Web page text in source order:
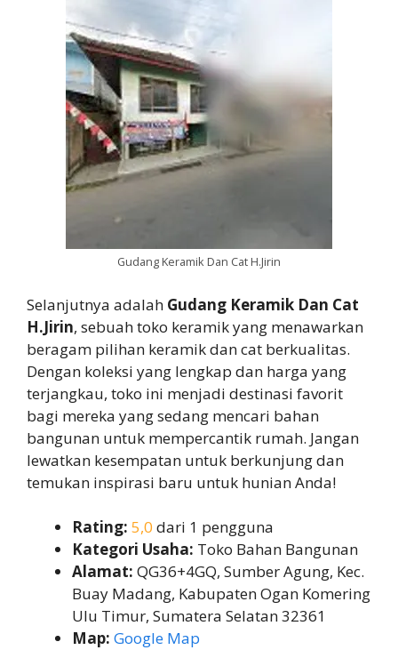
Gudang Keramik Dan Cat H.Jirin
Selanjutnya adalah Gudang Keramik Dan Cat
H.Jirin, sebuah toko keramik yang menawarkan
beragam pilihan keramik dan cat berkualitas.
Dengan koleksi yang lengkap dan harga yang
terjangkau, toko ini menjadi destinasi favorit
bagi mereka yang sedang mencari bahan
bangunan untuk mempercantik rumah. Jangan
lewatkan kesempatan untuk berkunjung dan
temukan inspirasi baru untuk hunian Anda!
Rating: 5,0 dari 1 pengguna
Kategori Usaha: Toko Bahan Bangunan
Alamat: QG36+4GQ, Sumber Agung, Kec.
Buay Madang, Kabupaten Ogan Komering
Ulu Timur, Sumatera Selatan 32361
Map: Google Map